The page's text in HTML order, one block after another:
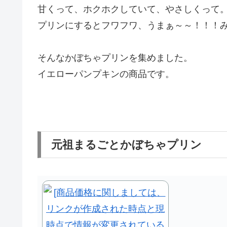
甘くって、ホクホクしていて、やさしくって。
プリンにするとフワフワ、うまぁ～～！！！
そんなかぼちゃプリンを集めました。
イエローパンプキンの商品です。
元祖まるごとかぼちゃプリン